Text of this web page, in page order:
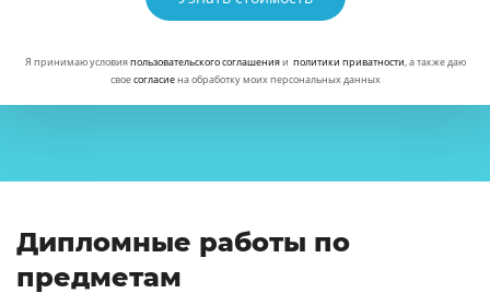
Я принимаю условияпользовательского соглашенияи политики приватности, а также даю
своесогласиена обработку моих персональных данных
Дипломные работы по
предметам